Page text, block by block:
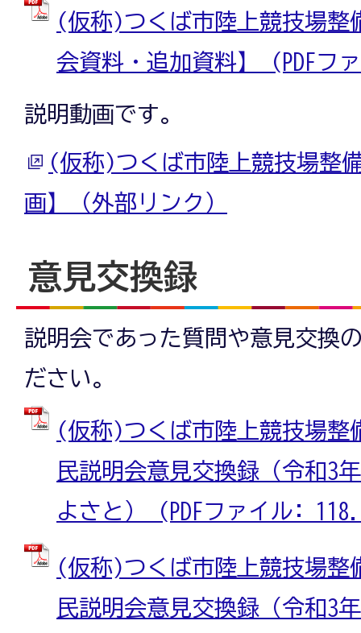
(仮称)つくば市陸上競技場整
会資料・追加資料】 (PDFフ
説明動画です。
(仮称)つくば市陸上競技場整
画】（外部リンク）
意見交換録
説明会であった質問や意見交換
ださい。
(仮称)つくば市陸上競技場整
民説明会意見交換録（令和3
よさと） (PDFファイル:
(仮称)つくば市陸上競技場整
民説明会意見交換録（令和3